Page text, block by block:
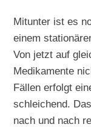
Mitunter ist es
einem
Von jetzt auf
Medikamente
Fällen erfolgt
schleichend.
nach und nach